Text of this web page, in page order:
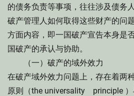
的债务负责等事项，往往涉及债务
破产管理人如何取得这些财产的问
方面内容，即一国破产宣告本身是
国破产的承认与协助。
（一）破产的域外效力
在破产域外效力问题上，存在着两
原则（the universality principle